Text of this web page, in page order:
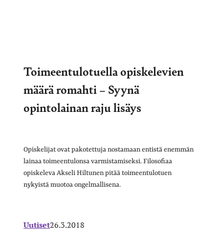
Toimeentulotuella opiskelevien
määrä romahti – Syynä
opintolainan raju lisäys
Opiskelijat ovat pakotettuja nostamaan entistä enemmän
lainaa toimeentulonsa varmistamiseksi. Filosofiaa
opiskeleva Akseli Hiltunen pitää toimeentulotuen
nykyistä muotoa ongelmallisena.
Uutiset26.3.2018